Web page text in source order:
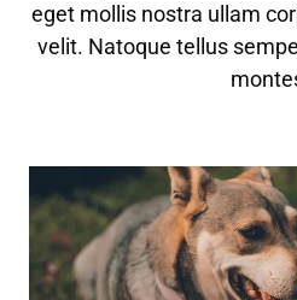
eget mollis nostra ullam
velit. Natoque tellus